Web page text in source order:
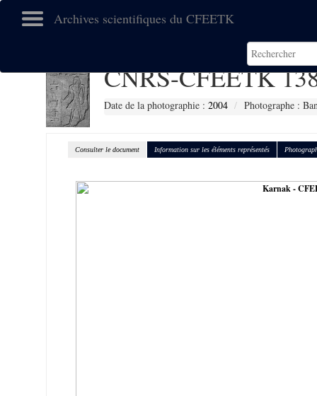
Archives scientifiques du CFEETK
CNRS-CFEETK
Date de la photographie : 2004 Photographe :
Consulter le document Information sur les éléments représentés